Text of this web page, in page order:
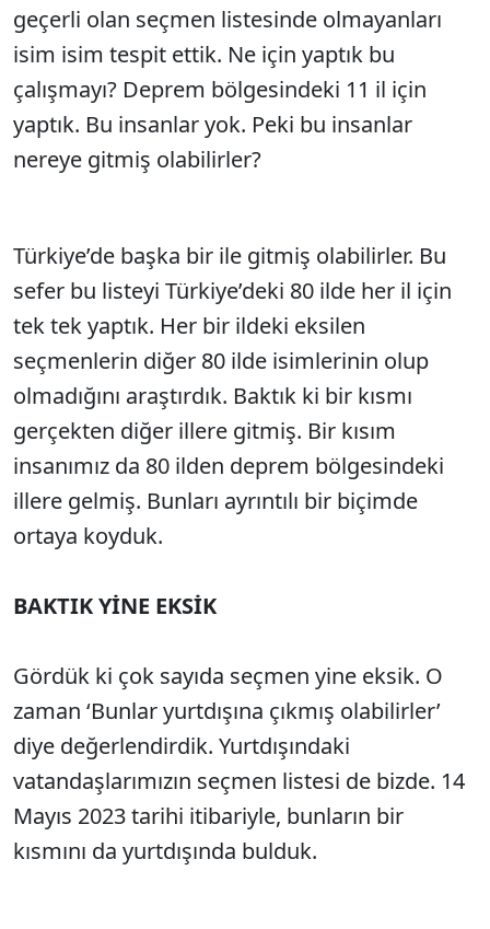
geçerli olan seçmen listesinde olmayanları
isim isim tespit ettik. Ne için yaptık bu
çalışmayı? Deprem bölgesindeki 11 il için
yaptık. Bu insanlar yok. Peki bu insanlar
nereye gitmiş olabilirler?
Türkiye’de başka bir ile gitmiş olabilirler. Bu
sefer bu listeyi Türkiye’deki 80 ilde her il için
tek tek yaptık. Her bir ildeki eksilen
seçmenlerin diğer 80 ilde isimlerinin olup
olmadığını araştırdık. Baktık ki bir kısmı
gerçekten diğer illere gitmiş. Bir kısım
insanımız da 80 ilden deprem bölgesindeki
illere gelmiş. Bunları ayrıntılı bir biçimde
ortaya koyduk.
BAKTIK YİNE EKSİK
Gördük ki çok sayıda seçmen yine eksik. O
zaman ‘Bunlar yurtdışına çıkmış olabilirler’
diye değerlendirdik. Yurtdışındaki
vatandaşlarımızın seçmen listesi de bizde. 14
Mayıs 2023 tarihi itibariyle, bunların bir
kısmını da yurtdışında bulduk.